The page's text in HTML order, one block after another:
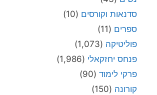
סדנאות וקורסים (10)
ספרים (11)
פוליטיקה (1,073)
פנחס יחזקאלי (1,986)
פרקי לימוד (90)
קורונה (150)